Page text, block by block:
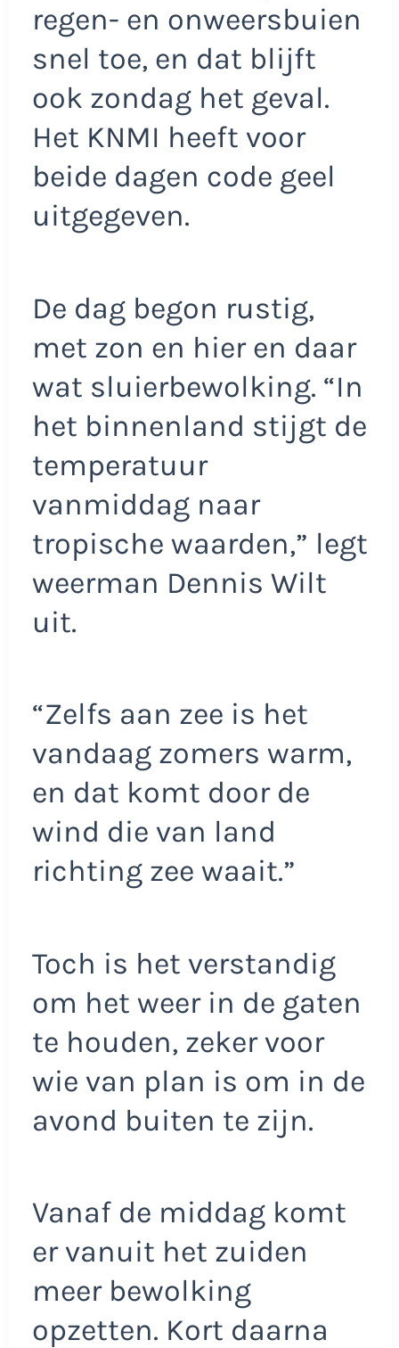
regen- en onweersbuien
snel toe, en dat blijft
ook zondag het geval.
Het KNMI heeft voor
beide dagen code geel
uitgegeven.
De dag begon rustig,
met zon en hier en daar
wat sluierbewolking. “In
het binnenland stijgt de
temperatuur
vanmiddag naar
tropische waarden,” legt
weerman Dennis Wilt
uit.
“Zelfs aan zee is het
vandaag zomers warm,
en dat komt door de
wind die van land
richting zee waait.”
Toch is het verstandig
om het weer in de gaten
te houden, zeker voor
wie van plan is om in de
avond buiten te zijn.
Vanaf de middag komt
er vanuit het zuiden
meer bewolking
opzetten. Kort daarna